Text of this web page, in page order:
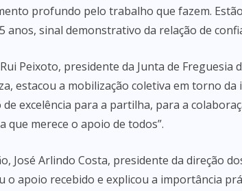
profundo pelo trabalho que fazem.
anos, sinal demonstrativo da relação de
Peixoto, presidente da Junta de
estacou a mobilização coletiva em torno
excelência para a partilha, para a
que merece o apoio de todos”.
José Arlindo Costa, presidente da direção
o apoio recebido e explicou a importância